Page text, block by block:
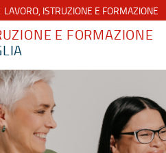
LAVORO, ISTRUZIONE E FORMAZIONE
E FORMAZIONE
e formazione